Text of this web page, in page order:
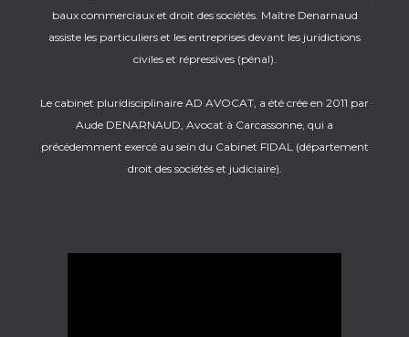
baux commerciaux et droit des sociétés. Maître Denarnaud
assiste les particuliers et les entreprises devant les juridictions
civiles et répressives (pénal).
Le cabinet pluridisciplinaire AD AVOCAT, a été crée en 2011 par
Aude DENARNAUD, Avocat à Carcassonne, qui a
précédemment exercé au sein du Cabinet FIDAL (département
droit des sociétés et judiciaire).